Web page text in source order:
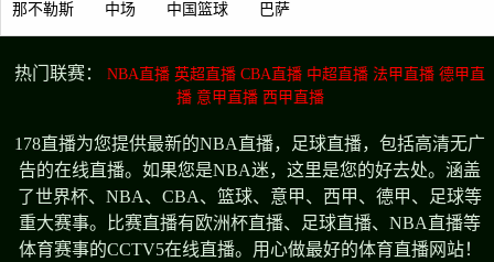
那不勒斯 中场 中国篮球 巴萨
热门联赛： NBA直播 英超直播 CBA直播 中超直播 法甲直播 德甲直
播 意甲直播 西甲直播
178直播为您提供最新的NBA直播，足球直播，包括高清无广
告的在线直播。如果您是NBA迷，这里是您的好去处。涵盖
了世界杯、NBA、CBA、篮球、意甲、西甲、德甲、足球等
重大赛事。比赛直播有欧洲杯直播、足球直播、NBA直播等
体育赛事的CCTV5在线直播。用心做最好的体育直播网站！